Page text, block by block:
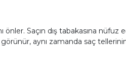
Saçın dış tabakasına nüfuz
aynı zamanda saç tellerinin